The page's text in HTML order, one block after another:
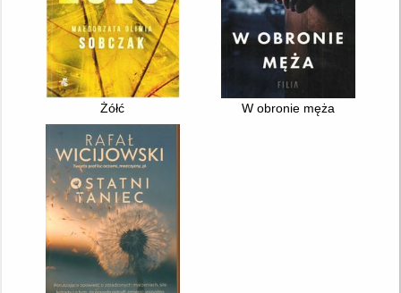
Żółć W obronie męża